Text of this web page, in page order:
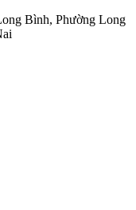
Bình, Phường Long